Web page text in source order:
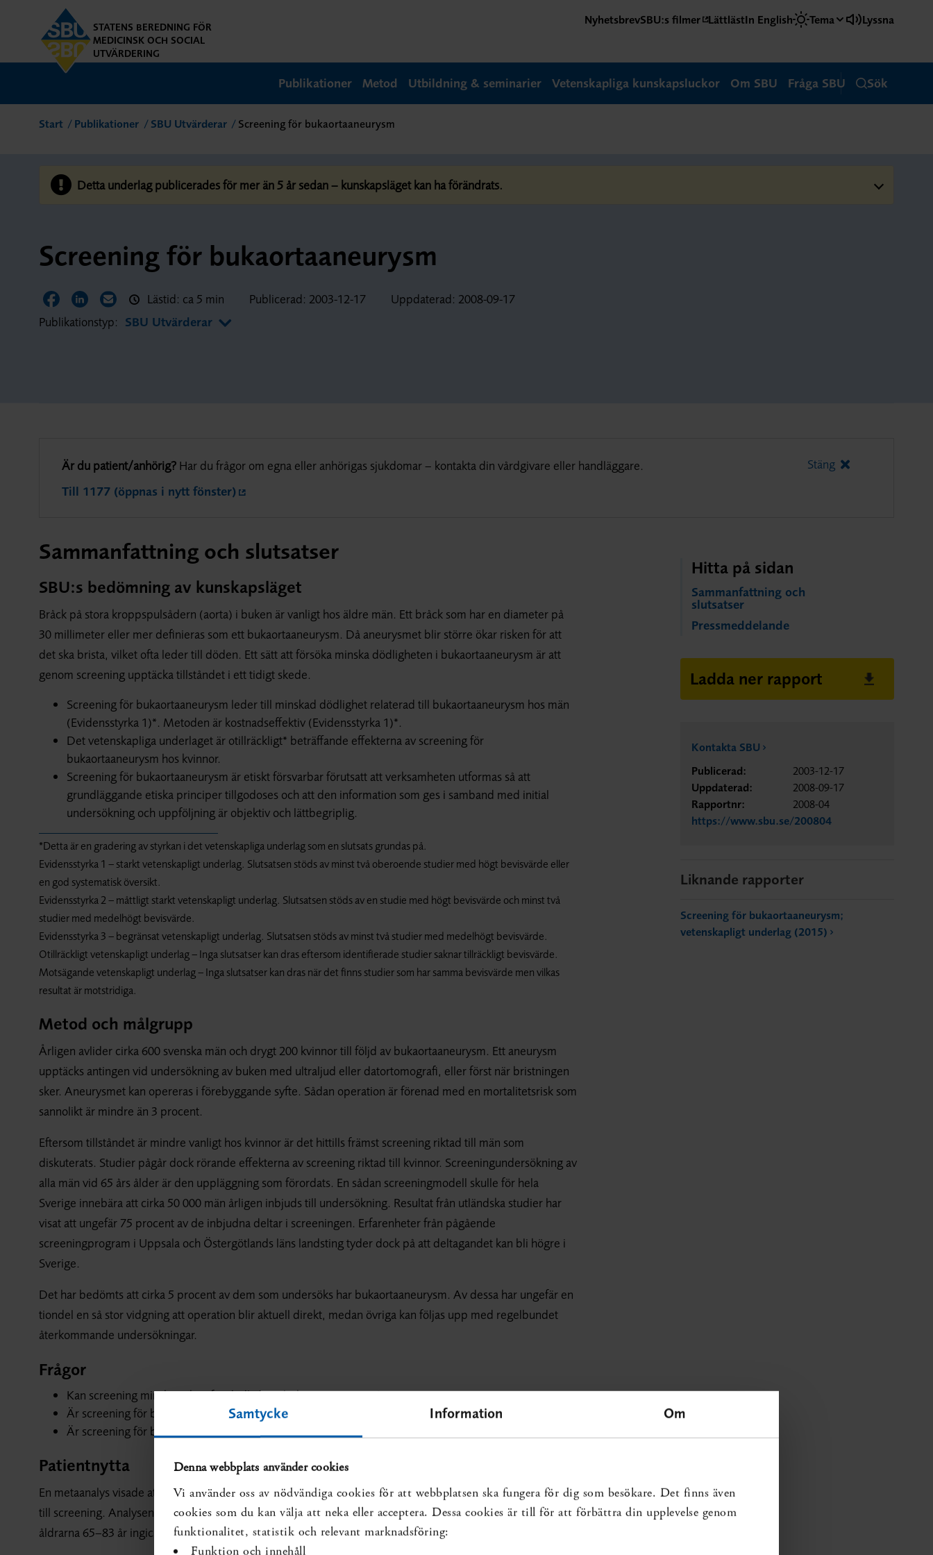
Samtycke Information Om
Denna webbplats använder cookies
Vi använder oss av nödvändiga cookies för att webbplatsen ska fungera för dig som besökare. Det finns även
cookies som du kan välja att neka eller acceptera. Dessa cookies är till för att förbättra din upplevelse genom
funktionalitet, statistik och relevant marknadsföring:
Funktion och innehåll
STATENS BEREDNING FÖR
MEDICINSK OCH SOCIAL
UTVÄRDERING
NyhetsbrevSBU:s filmer LättlästIn English Tema Lyssna
Publikationer Metod Utbildning & seminarier Vetenskapliga kunskapsluckor Om SBU Fråga SBU Sök
Start Publikationer SBU Utvärderar Screening för bukaortaaneurysm
Detta underlag publicerades för mer än 5 år sedan – kunskapsläget kan ha förändrats.
Screening för bukaortaaneurysm
Dela sidan på Facebook
Dela sidan på LinkedIn
Dela sidan via E-post
Lästid: ca 5 min Publicerad: 2003-12-17 Uppdaterad: 2008-09-17
Publikationstyp: SBU Utvärderar
Är du patient/anhörig? Har du frågor om egna eller anhörigas sjukdomar – kontakta din vårdgivare eller handläggare.
Till 1177 (öppnas i nytt fönster)
Stäng
Hitta på sidan
Sammanfattning och
slutsatser
Pressmeddelande
Ladda ner rapport
Kontakta SBU
Publicerad:
2003-12-17
Uppdaterad:
2008-09-17
Rapportnr:
2008-04
https://www.sbu.se/200804
Liknande rapporter
Screening för bukaortaaneurysm;
vetenskapligt underlag (2015)
Sammanfattning och slutsatser
SBU:s bedömning av kunskapsläget
Bråck på stora kroppspulsådern (aorta) i buken är vanligt hos äldre män. Ett bråck som har en diameter på
30 millimeter eller mer definieras som ett bukaortaaneurysm. Då aneurysmet blir större ökar risken för att
det ska brista, vilket ofta leder till döden. Ett sätt att försöka minska dödligheten i bukaorta­aneurysm är att
genom screening upptäcka tillståndet i ett tidigt skede.
Screening för bukaortaaneurysm leder till minskad dödlighet relaterad till bukaortaaneurysm hos män
(Evidensstyrka 1)*. Metoden är kostnadseffektiv (Evidensstyrka 1)*.
Det vetenskapliga underlaget är otillräckligt* beträffande effekterna av screening för
bukaortaaneurysm hos kvinnor.
Screening för bukaortaaneurysm är etiskt försvarbar förutsatt att verksamheten utformas så att
grundläggande etiska principer tillgodoses och att den information som ges i samband med initial
undersökning och uppföljning är objektiv och lättbegriplig.
*Detta är en gradering av styrkan i det vetenskapliga underlag som en slutsats grundas på.
Evidensstyrka 1 – starkt vetenskapligt underlag. Slutsatsen stöds av minst två oberoende studier med högt bevisvärde eller
en god systematisk översikt.
Evidensstyrka 2 – måttligt starkt vetenskapligt underlag. Slutsatsen stöds av en studie med högt bevisvärde och minst två
studier med medelhögt bevisvärde.
Evidensstyrka 3 – begränsat vetenskapligt underlag. Slutsatsen stöds av minst två studier med medelhögt bevisvärde.
Otillräckligt vetenskapligt underlag – Inga slutsatser kan dras eftersom identifierade studier saknar tillräckligt bevisvärde.
Motsägande vetenskapligt underlag – Inga slutsatser kan dras när det finns studier som har samma bevisvärde men vilkas
resultat är motstridiga.
Metod och målgrupp
Årligen avlider cirka 600 svenska män och drygt 200 kvinnor till följd av bukaortaaneurysm. Ett aneurysm
upptäcks antingen vid undersökning av buken med ultraljud eller datortomografi, eller först när bristningen
sker. Aneurysmet kan opereras i förebyggande syfte. Sådan operation är förenad med en mortalitetsrisk som
sannolikt är mindre än 3 procent.
Eftersom tillståndet är mindre vanligt hos kvinnor är det hittills främst screening riktad till män som
diskuterats. Studier pågår dock rörande effekterna av screening riktad till kvinnor. Screeningundersökning av
alla män vid 65 års ålder är den uppläggning som förordats. En sådan screeningmodell skulle för hela
Sverige innebära att cirka 50 000 män årligen inbjuds till undersökning. Resultat från utländska studier har
visat att ungefär 75 procent av de inbjudna deltar i screeningen. Erfarenheter från pågående
screeningprogram i Uppsala och Östergötlands läns landsting tyder dock på att deltagandet kan bli högre i
Sverige.
Det har bedömts att cirka 5 procent av dem som undersöks har bukaortaaneurysm. Av dessa har ungefär en
tiondel en så stor vidgning att operation blir aktuell direkt, medan övriga kan följas upp med regelbundet
återkommande undersökningar.
Frågor
Kan screening minska risken för dödlighet i bukaortaaneurysm?
Är screening för bukaortaaneurysm en kostnadseffektiv strategi?
Är screening för bukaortaaneurysm etiskt försvarbar?
Patientnytta
En metaanalys visade att dödligheten orsakad av bukaortaaneurysm var lägre bland dem som randomiserats
till screening. Analysen omfattade tre kontrollerade studier, där sammanlagt cirka 125 000 personer i
åldrarna 65–83 år ingick i screeningprogram.